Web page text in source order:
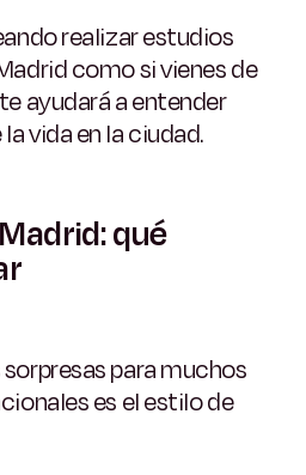
realizar estudios
como si vienes de
ayudará a entender
vida en la ciudad.
qué
para muchos
es el estilo de